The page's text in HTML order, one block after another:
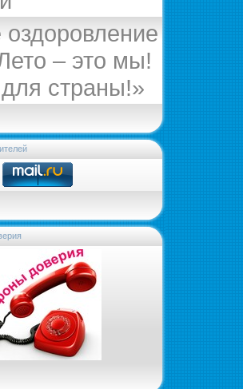
оздоровление
– это мы!
страны!»